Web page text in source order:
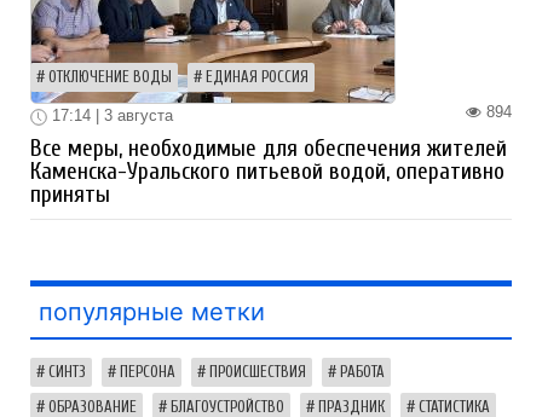
ОТКЛЮЧЕНИЕ ВОДЫ ЕДИНАЯ РОССИЯ
894
17:14 | 3 августа
Все меры, необходимые для обеспечения жителей
Каменска-Уральского питьевой водой, оперативно
приняты
популярные метки
СИНТЗ ПЕРСОНА ПРОИСШЕСТВИЯ РАБОТА
ОБРАЗОВАНИЕ БЛАГОУСТРОЙСТВО ПРАЗДНИК СТАТИСТИКА